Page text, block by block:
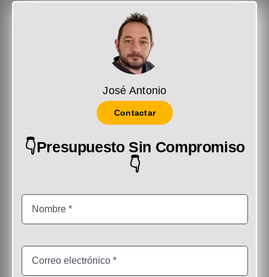
José Antonio
Contactar
👇Presupuesto Sin Compromiso
👇